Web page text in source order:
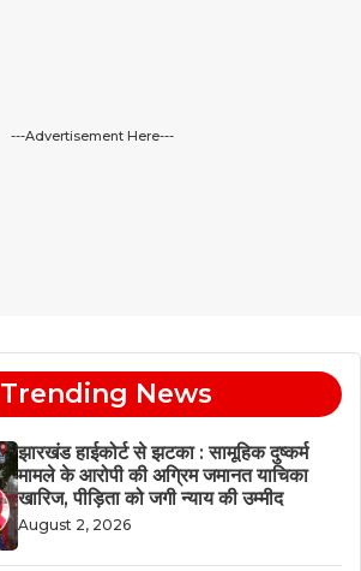
---Advertisement Here---
Trending News
झारखंड हाईकोर्ट से झटका : सामूहिक दुष्कर्म
मामले के आरोपी की अग्रिम जमानत याचिका
खारिज, पीड़िता को जगी न्याय की उम्मीद
August 2, 2026